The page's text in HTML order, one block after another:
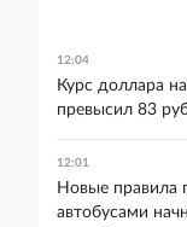
12:04
Курс доллара
превысил 83
12:01
Новые правила
автобусами